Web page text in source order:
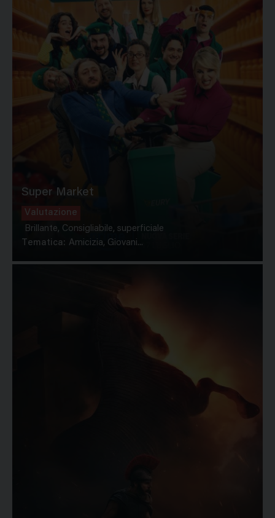
Super Market
Valutazione
Brillante, Consigliabile, superficiale
Tematica: Amicizia, Giovani...